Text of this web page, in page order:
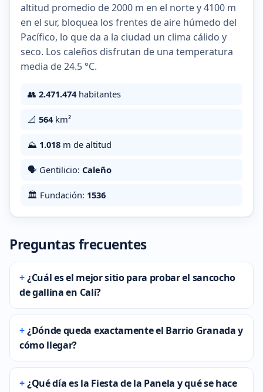
altitud promedio de 2000 m en el norte y 4100 m
en el sur, bloquea los frentes de aire húmedo del
Pacífico, lo que da a la ciudad un clima cálido y
seco. Los caleños disfrutan de una temperatura
media de 24.5 °C.
👥 2.471.474habitantes
📐 564km²
⛰️ 1.018 m de altitud
🗣️ Gentilicio: Caleño
🏛️ Fundación: 1536
Preguntas frecuentes
¿Cuál es el mejor sitio para probar el sancocho
de gallina en Cali?
¿Dónde queda exactamente el Barrio Granada y
cómo llegar?
¿Qué día es la Fiesta de la Panela y qué se hace